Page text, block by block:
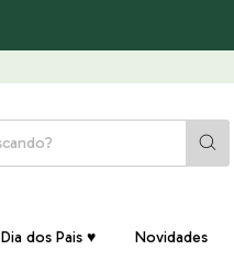
Dia dos Pais ♥ Novidades